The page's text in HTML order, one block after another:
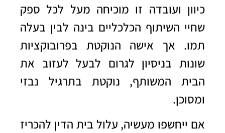
כיוון ועובדה זו מוכיחה מעל לכל ספק
שחיי השיתוף הכלכליים בינה לבין בעלה
תמו. אך אישה הנוקטת בפרובוקציות
שונות בניסיון לגרום לבעל לעזוב את
הבית המשותף, נוקטת בתרגיל נבזי
ומסוכן.
אם ייחשפו מעשיה, עלול בית הדין להכריז